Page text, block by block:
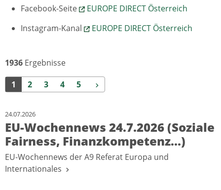
Facebook-Seite
EUROPE DIRECT Österreich
Instagram-Kanal
EUROPE DIRECT Österreich
1936 Ergebnisse
1 2 3 4 5 Weiter
24.07.2026
EU-Wochennews 24.7.2026 (Soziale
Fairness, Finanzkompetenz...)
EU-Wochennews der A9 Referat Europa und
Internationales